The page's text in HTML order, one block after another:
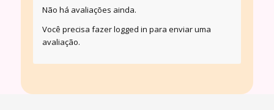
Não há avaliações ainda.
Você precisa fazerlogged in para enviar uma
avaliação.